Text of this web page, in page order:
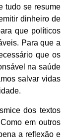
tudo se resume
dinheiro de
que políticos
Para que a
que os
na saúde
salvar vidas
dos textos
em outros
a reflexão e